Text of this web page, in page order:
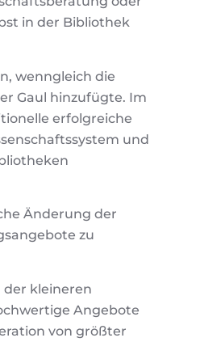
in der Bibliothek
wenngleich die
Gaul hinzufügte. Im
erfolgreiche
und
Änderung der
zu
der kleineren
Angebote
von größter